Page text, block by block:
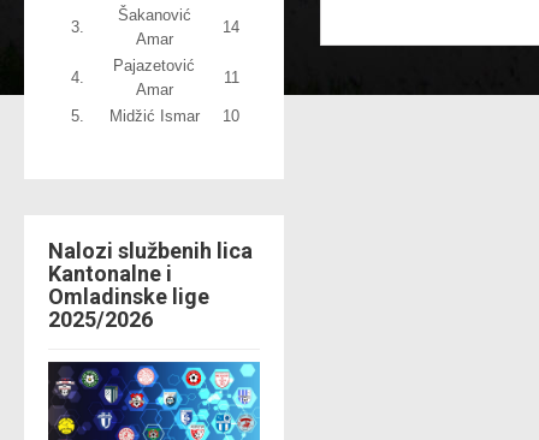
3.
Šakanović
Amar
14
4.
Pajazetović
Amar
11
5. Midžić Ismar 10
Nalozi službenih lica
Kantonalne i
Omladinske lige
2025/2026